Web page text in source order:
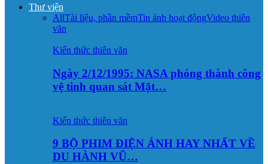
Thư viện
AllTài liệu, phần mềmTin ảnh hoạt độngVideo thiên
văn
Kiến thức thiên văn
Ngày 2/12/1995: NASA phóng thành công
vệ tinh quan sát Mặt…
Kiến thức thiên văn
9 BỘ PHIM ĐIỆN ẢNH HAY NHẤT VỀ
DU HÀNH VŨ…